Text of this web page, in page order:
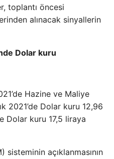
toplantı öncesi
alınacak sinyallerin
Dolar kuru
Hazine ve Maliye
2021’de Dolar kuru 12,96
Dolar kuru 17,5 liraya
sisteminin açıklanmasının